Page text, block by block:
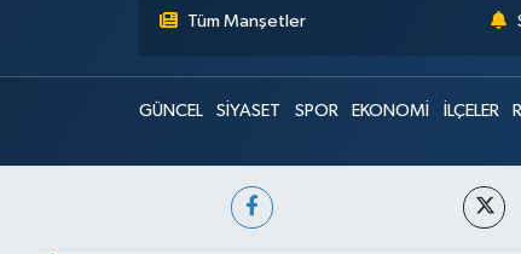
Tüm Manşetler
GÜNCEL SİYASET SPOR EKONOMİ İLÇELER